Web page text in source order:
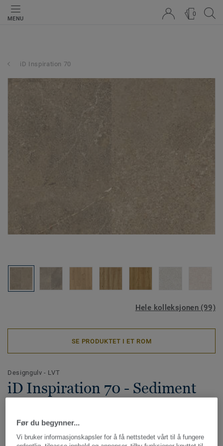
MENU
0
iD Inspiration 70
Hele kolleksjonen (99)
SE PRODUKTET I ET ROM
Designgulv - LVT
iD Inspiration 70 - Sediment
iD Inspiration er designet for å gjøre prosessen med å
velge gulv enklere for deg. De naturinspirerte fargene og
Før du begynner...
Vi bruker informasjonskapsler for å få nettstedet vårt til å fungere